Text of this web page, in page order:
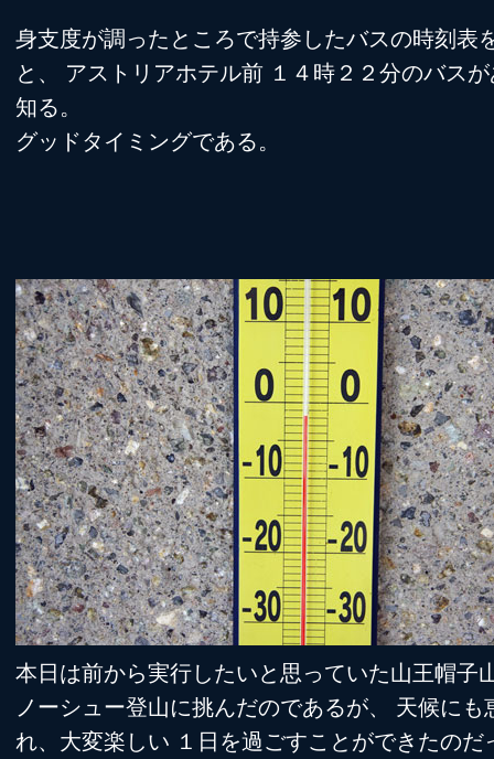
身支度が調ったところで持参したバスの時刻表
と、 アストリアホテル前 １４時２２分のバス
知る。
グッドタイミングである。
本日は前から実行したいと思っていた山王帽子
ノーシュー登山に挑んだのであるが、 天候にも
れ、大変楽しい １日を過ごすことができたのだ